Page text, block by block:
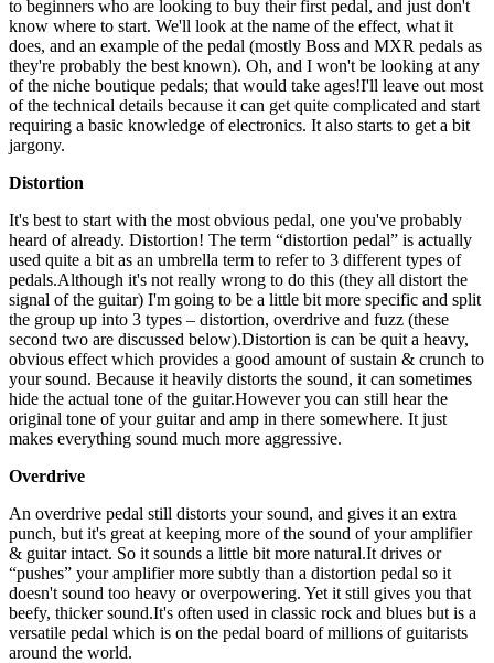
to beginners who are looking to buy their first pedal, and just don't
know where to start. We'll look at the name of the effect, what it
does, and an example of the pedal (mostly Boss and MXR pedals as
they're probably the best known). Oh, and I won't be looking at any
of the niche boutique pedals; that would take ages!I'll leave out most
of the technical details because it can get quite complicated and start
requiring a basic knowledge of electronics. It also starts to get a bit
jargony.
Distortion
It's best to start with the most obvious pedal, one you've probably
heard of already. Distortion! The term “distortion pedal” is actually
used quite a bit as an umbrella term to refer to 3 different types of
pedals.Although it's not really wrong to do this (they all distort the
signal of the guitar) I'm going to be a little bit more specific and split
the group up into 3 types – distortion, overdrive and fuzz (these
second two are discussed below).Distortion is can be quit a heavy,
obvious effect which provides a good amount of sustain & crunch to
your sound. Because it heavily distorts the sound, it can sometimes
hide the actual tone of the guitar.However you can still hear the
original tone of your guitar and amp in there somewhere. It just
makes everything sound much more aggressive.
Overdrive
An overdrive pedal still distorts your sound, and gives it an extra
punch, but it's great at keeping more of the sound of your amplifier
& guitar intact. So it sounds a little bit more natural.It drives or
“pushes” your amplifier more subtly than a distortion pedal so it
doesn't sound too heavy or overpowering. Yet it still gives you that
beefy, thicker sound.It's often used in classic rock and blues but is a
versatile pedal which is on the pedal board of millions of guitarists
around the world.